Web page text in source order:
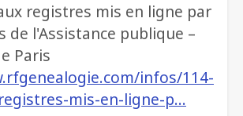
registres mis en ligne par
de l'Assistance publique –
Paris
infos/114-
mis-en-ligne-p…